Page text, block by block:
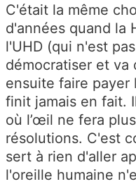
C'était la même
d'années quand la
l'UHD (qui n'est
démocratiser et
ensuite faire payer
finit jamais en fait.
où l’œil ne fera
résolutions. C'est
sert à rien d'aller
l'oreille humaine